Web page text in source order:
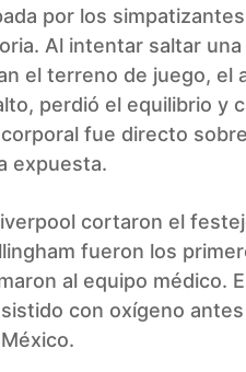
por los simpatizantes
Al intentar saltar una
el terreno de juego, el
perdió el equilibrio y
fue directo
expuesta.
cortaron el
fueron los
al equipo médico.
con oxígeno